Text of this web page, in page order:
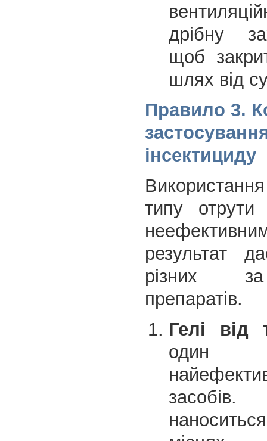
дрібну
щоб
шлях від
Правило 3.
інсектициду
типу
результат
різних
препаратів.
Гелі від